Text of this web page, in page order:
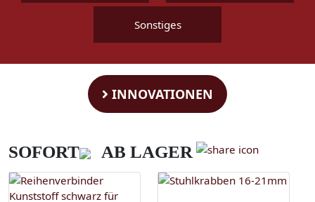
Sonstiges
INNOVATIONEN
SOFORT AB LAGER